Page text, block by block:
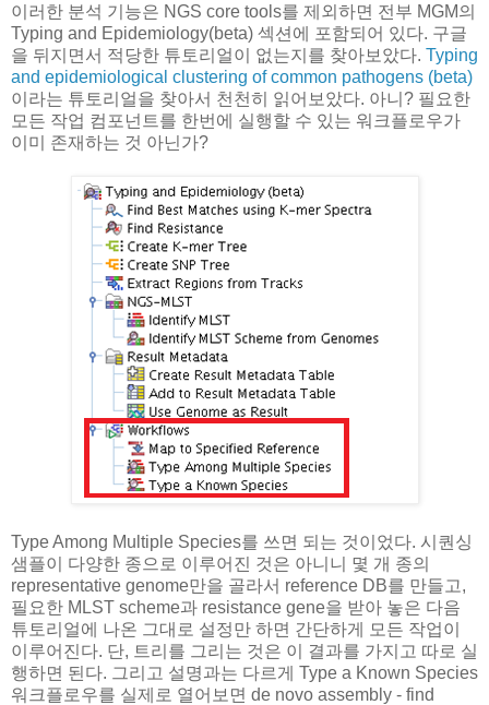
이러한 분석 기능은 NGS core tools를 제외하면 전부 MGM의
Typing and Epidemiology(beta) 섹션에 포함되어 있다. 구글
을 뒤지면서 적당한 튜토리얼이 없는지를 찾아보았다. Typing
and epidemiological clustering of common pathogens (beta)
이라는 튜토리얼을 찾아서 천천히 읽어보았다. 아니? 필요한
모든 작업 컴포넌트를 한번에 실행할 수 있는 워크플로우가
이미 존재하는 것 아닌가?
Type Among Multiple Species를 쓰면 되는 것이었다. 시퀀싱
샘플이 다양한 종으로 이루어진 것은 아니니 몇 개 종의
representative genome만을 골라서 reference DB를 만들고,
필요한 MLST scheme과 resistance gene을 받아 놓은 다음
튜토리얼에 나온 그대로 설정만 하면 간단하게 모든 작업이
이루어진다. 단, 트리를 그리는 것은 이 결과를 가지고 따로 실
행하면 된다. 그리고 설명과는 다르게 Type a Known Species
워크플로우를 실제로 열어보면 de novo assembly - find